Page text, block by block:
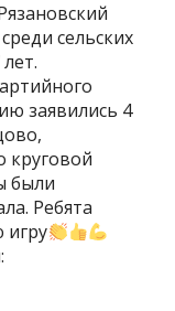
сельских
заявились 4
круговой
были
Ребята
игру